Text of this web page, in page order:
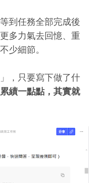
到任務全部完成後
多力氣去回憶、重
少細節。
，只要寫下做了什
績一點點，其實就